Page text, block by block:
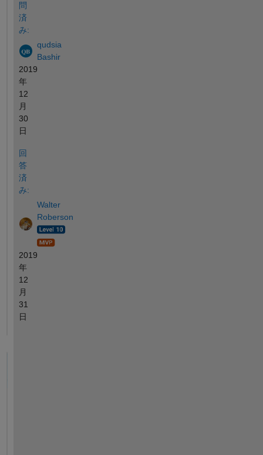
問
済
み:
qudsia
Bashir
2019
年
12
月
30
日
回
答
済
み:
Walter
Roberson
2019
年
12
月
31
日